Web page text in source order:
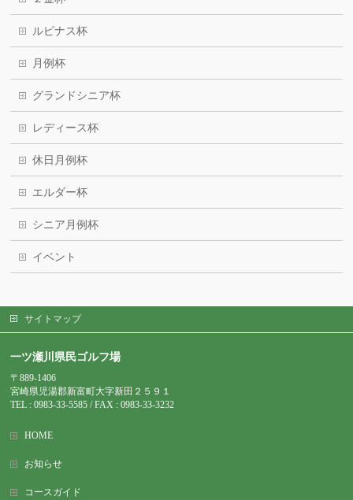
ルピナス杯
月例杯
グランドシニア杯
レディース杯
休日月例杯
エルダー杯
シニア月例杯
イベント
サイトマップ
一ツ瀬川県民ゴルフ場
〒889-1406
宮崎県児湯郡新富町大字新田２５９１
TEL : 0983-33-5585 / FAX : 0983-33-3232
HOME
お知らせ
コースガイド